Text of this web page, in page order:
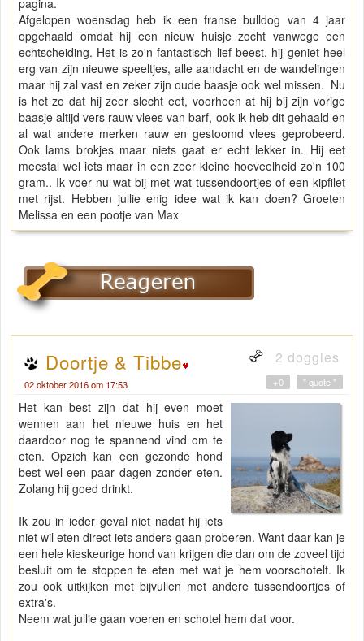
pagina.
Afgelopen woensdag heb ik een franse bulldog van 4 jaar
opgehaald omdat hij een nieuw huisje zocht vanwege een
echtscheiding. Het is zo'n fantastisch lief beest, hij geniet heel
erg van zijn nieuwe speeltjes, alle aandacht en de wandelingen
maar hij zal vast en zeker zijn oude baasje ook wel missen. Nu
is het zo dat hij zeer slecht eet, voorheen at hij bij zijn vorige
baasje altijd vers rauw vlees van barf, ook ik heb dit gehaald en
al wat andere merken rauw en gestoomd vlees geprobeerd.
Ook lams brokjes maar niets gaat er echt lekker in. Hij eet
meestal wel iets maar in een zeer kleine hoeveelheid zo'n 100
gram.. Ik voer nu wat bij met wat tussendoortjes of een kipfilet
met rijst. Hebben jullie enig idee wat ik kan doen? Groeten
Melissa en een pootje van Max
Doortje & Tibbe 2 doggies
02 oktober 2016 om 17:53 " quote "
+0
Het kan best zijn dat hij even moet
wennen aan het nieuwe huis en het
daardoor nog te spannend vind om te
eten. Opzich kan een gezonde hond
best wel een paar dagen zonder eten.
Zolang hij goed drinkt.
Ik zou in ieder geval niet nadat hij iets
niet wil eten direct iets anders gaan proberen. Want daar kan je
een hele kieskeurige hond van krijgen die dan om de zoveel tijd
besluit om te stoppen te eten met wat je hem voorschotelt. Ik
zou ook uitkijken met bijvullen met andere tussendoortjes of
extra's.
Neem wat jullie gaan voeren en schotel hem dat voor.